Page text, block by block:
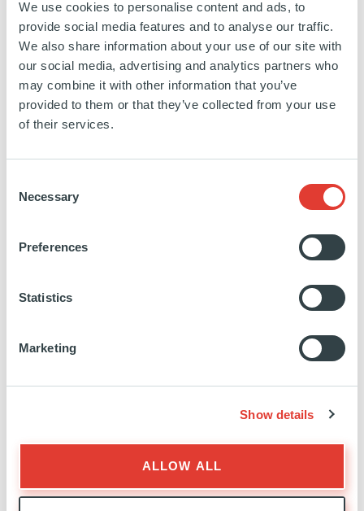
We use cookies to personalise content and ads, to
provide social media features and to analyse our traffic.
We also share information about your use of our site with
our social media, advertising and analytics partners who
may combine it with other information that you’ve
provided to them or that they’ve collected from your use
of their services.
Selection
Necessary
Preferences
Statistics
Marketing
Show details
ALLOW ALL
SUISSE
INVESTISSEMENT
25 JUIN 2020
Technologie, Media et Télécoms
SAAL Digital
Biens et services de consommation